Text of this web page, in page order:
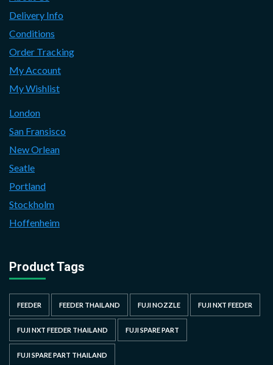
Delivery Info
Conditions
Order Tracking
My Account
My Wishlist
London
San Fransisco
New Orlean
Seatle
Portland
Stockholm
Hoffenheim
Product Tags
FEEDER FEEDER THAILAND FUJI NOZZLE FUJI NXT FEEDER
FUJI NXT FEEDER THAILAND FUJI SPARE PART
FUJI SPARE PART THAILAND